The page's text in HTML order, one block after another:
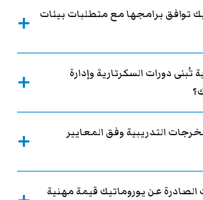
توافق برامجها مع متطلبات بيئات
تُبنى دورات السكرتارية وإدارة
التدريبية وفق المعايير
عن يوروماتيك قيمة مهنية